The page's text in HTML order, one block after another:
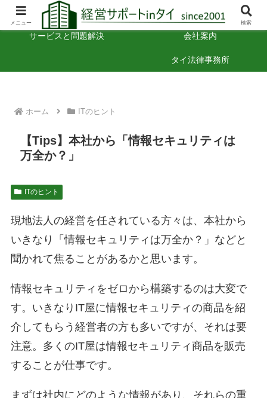
タイでの経営のヒント お困りごと相談
サービスと問題解決 会社案内
タイ法律事務所
ホーム ITのヒント
【Tips】本社から「情報セキュリティは
万全か？」
ITのヒント
現地法人の経営を任されている方々は、本社から
いきなり「情報セキュリティは万全か？」などと
聞かれて焦ることがあるかと思います。
情報セキュリティをゼロから構築するのは大変で
す。いきなりIT屋に情報セキュリティの商品を紹
介してもらう経営者の方も多いですが、それは要
注意。多くのIT屋は情報セキュリティ商品を販売
することが仕事です。
まずは社内にどのような情報があり、それらの重
メニュー 検索